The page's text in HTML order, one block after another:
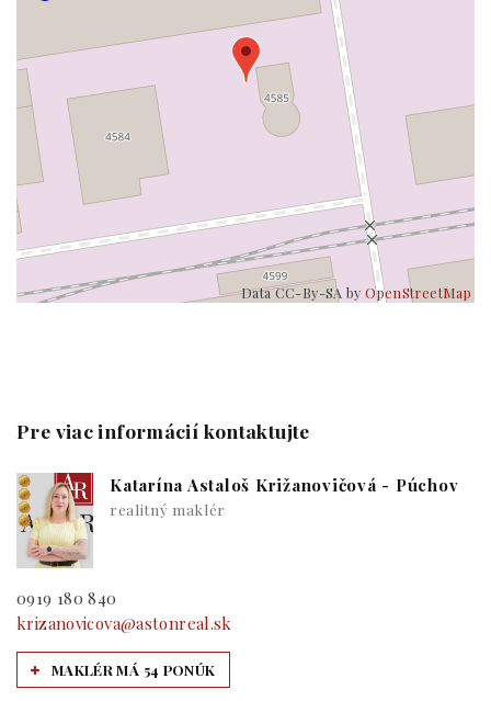
Data CC-By-SA byOpenStreetMap
Pre viac informácií kontaktujte
Katarína Astaloš Križanovičová - Púchov
realitný maklér
0919 180 840
krizanovicova@astonreal.sk
MAKLÉR MÁ 54 PONÚK